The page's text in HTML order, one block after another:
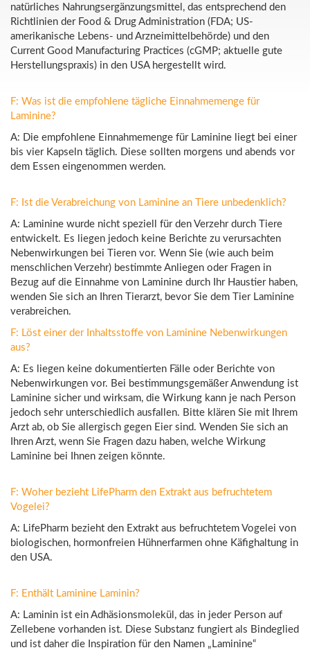
natürliches Nahrungsergänzungsmittel, das entsprechend den
Richtlinien der Food & Drug Administration (FDA; US-
amerikanische Lebens- und Arzneimittelbehörde) und den
Current Good Manufacturing Practices (cGMP; aktuelle gute
Herstellungspraxis) in den USA hergestellt wird.
F: Was ist die empfohlene tägliche Einnahmemenge für
Laminine?
A: Die empfohlene Einnahmemenge für Laminine liegt bei einer
bis vier Kapseln täglich. Diese sollten morgens und abends vor
dem Essen eingenommen werden.
F: Ist die Verabreichung von Laminine an Tiere unbedenklich?
A: Laminine wurde nicht speziell für den Verzehr durch Tiere
entwickelt. Es liegen jedoch keine Berichte zu verursachten
Nebenwirkungen bei Tieren vor. Wenn Sie (wie auch beim
menschlichen Verzehr) bestimmte Anliegen oder Fragen in
Bezug auf die Einnahme von Laminine durch Ihr Haustier haben,
wenden Sie sich an Ihren Tierarzt, bevor Sie dem Tier Laminine
verabreichen.
F: Löst einer der Inhaltsstoffe von Laminine Nebenwirkungen
aus?
A: Es liegen keine dokumentierten Fälle oder Berichte von
Nebenwirkungen vor. Bei bestimmungsgemäßer Anwendung ist
Laminine sicher und wirksam, die Wirkung kann je nach Person
jedoch sehr unterschiedlich ausfallen. Bitte klären Sie mit Ihrem
Arzt ab, ob Sie allergisch gegen Eier sind. Wenden Sie sich an
Ihren Arzt, wenn Sie Fragen dazu haben, welche Wirkung
Laminine bei Ihnen zeigen könnte.
F: Woher bezieht LifePharm den Extrakt aus befruchtetem
Vogelei?
A: LifePharm bezieht den Extrakt aus befruchtetem Vogelei von
biologischen, hormonfreien Hühnerfarmen ohne Käfighaltung in
den USA.
F: Enthält Laminine Laminin?
A: Laminin ist ein Adhäsionsmolekül, das in jeder Person auf
Zellebene vorhanden ist. Diese Substanz fungiert als Bindeglied
und ist daher die Inspiration für den Namen „Laminine“